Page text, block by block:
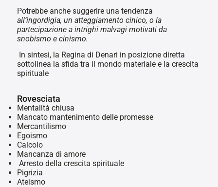
Potrebbe anche suggerire una tendenza
all’ingordigia, un atteggiamento cinico, o la
partecipazione a intrighi malvagi motivati da
snobismo e cinismo.
In sintesi, la Regina di Denari in posizione diretta
sottolinea la sfida tra il mondo materiale e la crescita
spirituale
Rovesciata
Mentalità chiusa
Mancato mantenimento delle promesse
Mercantilismo
Egoismo
Calcolo
Mancanza di amore
Arresto della crescita spirituale
Pigrizia
Ateismo